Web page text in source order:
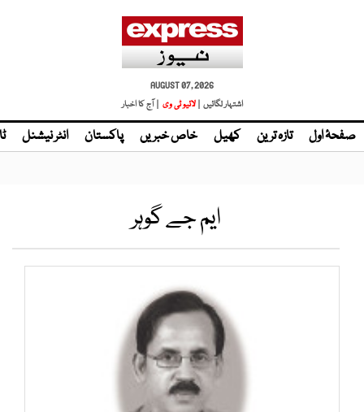
AUGUST 07, 2026
اشتہار لگائیں | لائیو ٹی وی | آج کا اخبار
صفحۂ اول تازہ ترین کھیل خاص خبریں پاکستان انٹر نیشنل
ایم جے گوہر